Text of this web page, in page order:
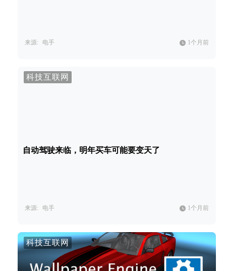
来源: 电手 1个月前
科技互联网
自动驾驶来临，明年买车可能要变天了
来源: 电手 1个月前
科技互联网